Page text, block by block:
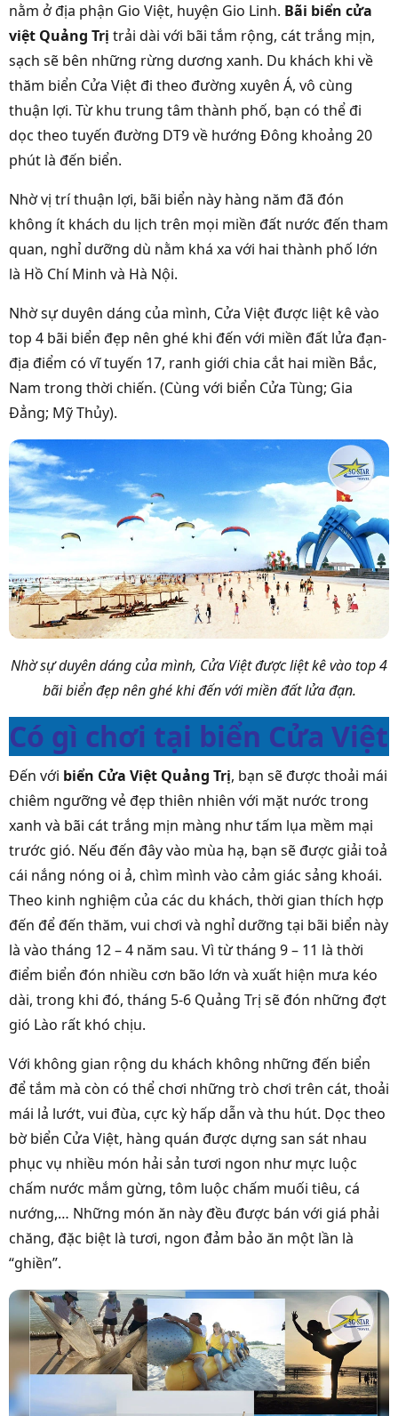
nằm ở địa phận Gio Việt, huyện Gio Linh. Bãi biển cửa
việt Quảng Trị trải dài với bãi tắm rộng, cát trắng mịn,
sạch sẽ bên những rừng dương xanh. Du khách khi về
thăm biển Cửa Việt đi theo đường xuyên Á, vô cùng
thuận lợi. Từ khu trung tâm thành phố, bạn có thể đi
dọc theo tuyến đường DT9 về hướng Đông khoảng 20
phút là đến biển.
Nhờ vị trí thuận lợi, bãi biển này hàng năm đã đón
không ít khách du lịch trên mọi miền đất nước đến tham
quan, nghỉ dưỡng dù nằm khá xa với hai thành phố lớn
là Hồ Chí Minh và Hà Nội.
Nhờ sự duyên dáng của mình, Cửa Việt được liệt kê vào
top 4 bãi biển đẹp nên ghé khi đến với miền đất lửa đạn-
địa điểm có vĩ tuyến 17, ranh giới chia cắt hai miền Bắc,
Nam trong thời chiến. (Cùng với biển Cửa Tùng; Gia
Đẳng; Mỹ Thủy).
Nhờ sự duyên dáng của mình, Cửa Việt được liệt kê vào top 4
bãi biển đẹp nên ghé khi đến với miền đất lửa đạn.
Có gì chơi tại biển Cửa Việt
Đến với biển Cửa Việt Quảng Trị, bạn sẽ được thoải mái
chiêm ngưỡng vẻ đẹp thiên nhiên với mặt nước trong
xanh và bãi cát trắng mịn màng như tấm lụa mềm mại
trước gió. Nếu đến đây vào mùa hạ, bạn sẽ được giải toả
cái nắng nóng oi ả, chìm mình vào cảm giác sảng khoái.
Theo kinh nghiệm của các du khách, thời gian thích hợp
đến để đến thăm, vui chơi và nghỉ dưỡng tại bãi biển này
là vào tháng 12 – 4 năm sau. Vì từ tháng 9 – 11 là thời
điểm biển đón nhiều cơn bão lớn và xuất hiện mưa kéo
dài, trong khi đó, tháng 5-6 Quảng Trị sẽ đón những đợt
gió Lào rất khó chịu.
Với không gian rộng du khách không những đến biển
để tắm mà còn có thể chơi những trò chơi trên cát, thoải
mái lả lướt, vui đùa, cực kỳ hấp dẫn và thu hút. Dọc theo
bờ biển Cửa Việt, hàng quán được dựng san sát nhau
phục vụ nhiều món hải sản tươi ngon như mực luộc
chấm nước mắm gừng, tôm luộc chấm muối tiêu, cá
nướng,… Những món ăn này đều được bán với giá phải
chăng, đặc biệt là tươi, ngon đảm bảo ăn một lần là
“ghiền”.